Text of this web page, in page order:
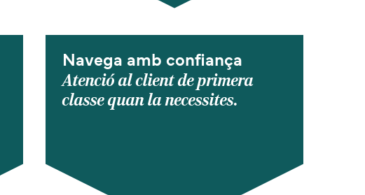
Navega amb confiança
Atenció al client de primera
classe quan la necessites.